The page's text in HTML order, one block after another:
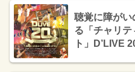
聴覚に障がい
る「チャリ
ト」D’LIVE